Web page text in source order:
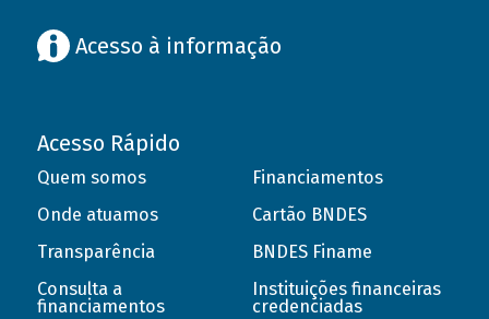
Acesso à informação
Acesso Rápido
Quem somos
Onde atuamos
Transparência
Consulta a
financiamentos
Financiamentos
Cartão BNDES
BNDES Finame
Instituições financeiras
credenciadas